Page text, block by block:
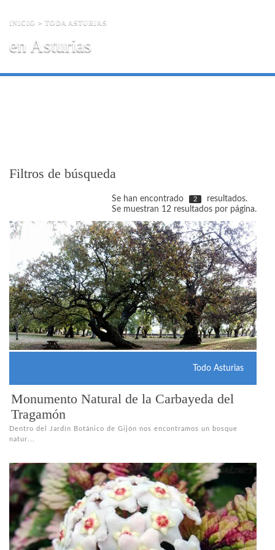
INICIO > TODA ASTURIAS
en Asturias
Filtros de búsqueda
Se han encontrado 2
resultados.
Se muestran 12 resultados por página.
Todo Asturias
Monumento Natural de la Carbayeda del
Tragamón
Dentro del Jardín Botánico de Gijón nos encontramos un bosque
natur...